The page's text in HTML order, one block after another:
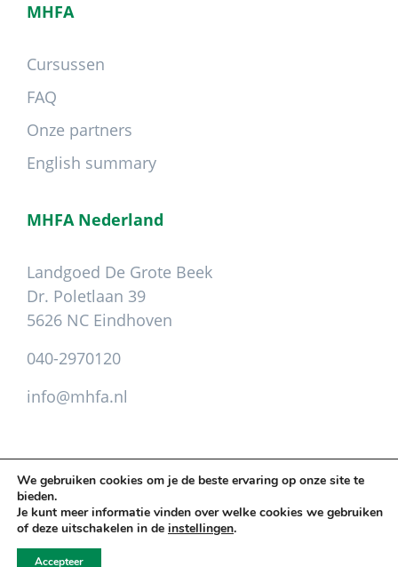
MHFA
Cursussen
FAQ
Onze partners
English summary
MHFA Nederland
Landgoed De Grote Beek
Dr. Poletlaan 39
5626 NC Eindhoven
040-2970120
info@mhfa.nl
Leveringsvoorwaarden.Privacy.Colofon
We gebruiken cookies om je de beste ervaring op onze site te
bieden.
Je kunt meer informatie vinden over welke cookies we gebruiken
of deze uitschakelen in de instellingen.
Accepteer